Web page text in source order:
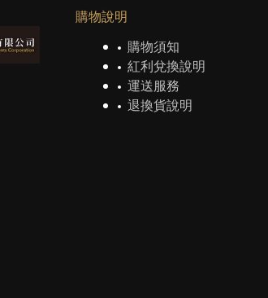
購物說明
購物須知
紅利兌換說明
運送服務
退換貨說明